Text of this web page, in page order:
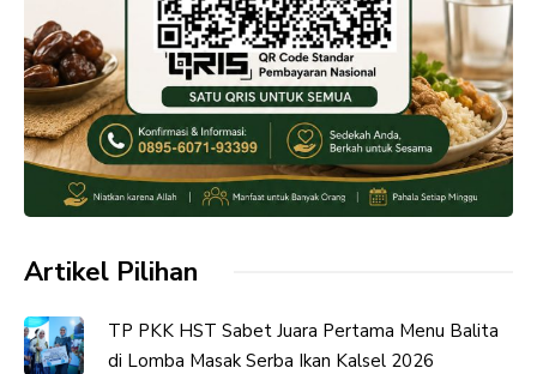
Artikel Pilihan
TP PKK HST Sabet Juara Pertama Menu Balita
di Lomba Masak Serba Ikan Kalsel 2026